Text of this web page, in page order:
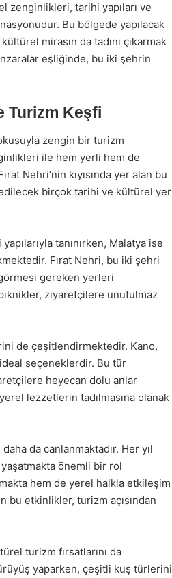
zenginlikleri, tarihi yapıları ve
Bu bölgede yapılacak
mirasın da tadını çıkarmak
eşliğinde, bu iki şehrin
Turizm Keşfi
zengin bir turizm
ile hem yerli hem de
Nehri’nin kıyısında yer alan bu
birçok tarihi ve kültürel yer
tanınırken, Malatya ise
Fırat Nehri, bu iki şehri
gereken yerleri
ziyaretçilere unutulmaz
de çeşitlendirmektedir. Kano,
seçeneklerdir. Bu tür
heyecan dolu anlar
lezzetlerin tadılmasına olanak
da canlanmaktadır. Her yıl
önemli bir rol
hem de yerel halkla etkileşim
bu etkinlikler, turizm açısından
turizm fırsatlarını da
yaparken, çeşitli kuş türlerini